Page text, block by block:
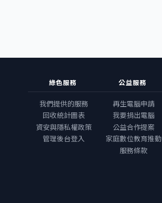
綠色服務
我們提供的服務
回收統計圖表
資安與隱私權政策
管理後台登入
公益服務
再生電腦申請
我要捐出電腦
公益合作提案
家庭數位教育推動
服務條款